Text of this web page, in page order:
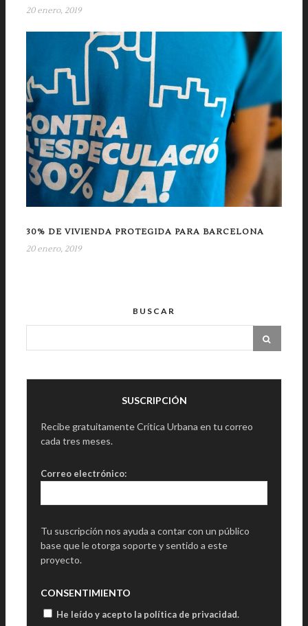
20 enero, 2019
30% DE VIVIENDA PROTEGIDA PARA BARCELONA
20 enero, 2019
BUSCAR
SUSCRIPCIÓN
Recibe gratuitamente Crítica Urbana en tu correo
cada tres meses.
Correo electrónico:
Tu suscripción nos ayuda a contar con un público
base que le otorga soporte y sentido a este
proyecto.
CONSENTIMIENTO
He leído y acepto la política de privacidad.